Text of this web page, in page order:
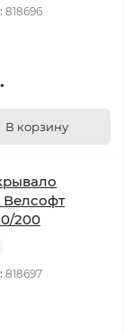
818696
В корзину
200
818697